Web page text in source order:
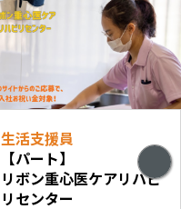
生活支援員
【パート】
リボン重心医ケアリハビ
リセンター